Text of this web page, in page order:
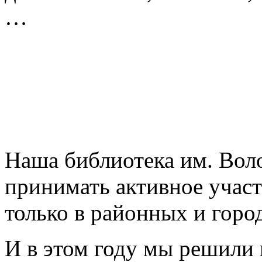
…
Наша библиотека им.
принимать активное
только в районных и
И в этом году мы решили